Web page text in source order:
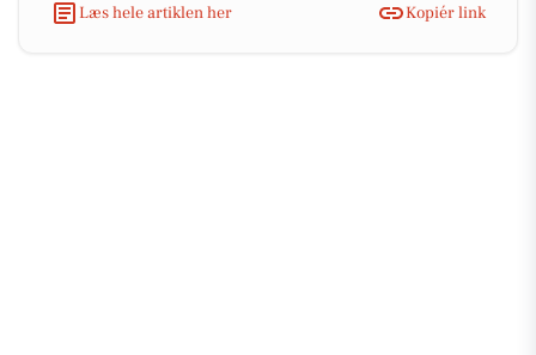
Læs hele artiklen her Kopiér link